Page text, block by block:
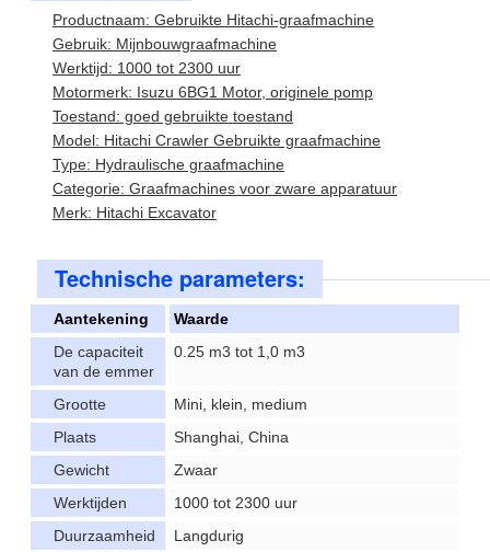
Productnaam: Gebruikte Hitachi-graafmachine
Gebruik: Mijnbouwgraafmachine
Werktijd: 1000 tot 2300 uur
Motormerk: Isuzu 6BG1 Motor, originele pomp
Toestand: goed gebruikte toestand
Model: Hitachi Crawler Gebruikte graafmachine
Type: Hydraulische graafmachine
Categorie: Graafmachines voor zware apparatuur
Merk: Hitachi Excavator
Technische parameters:
Aantekening
Waarde
De capaciteit
van de emmer
0.25 m3 tot 1,0 m3
Grootte
Mini, klein, medium
Plaats
Shanghai, China
Gewicht
Zwaar
Werktijden
1000 tot 2300 uur
Duurzaamheid
Langdurig